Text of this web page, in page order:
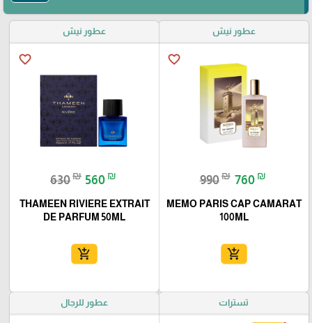
عطور نيش
favorite_border
990₪ 760 ₪
MEMO PARIS CAP CAMARAT
100ML
add_shopping_cart
عطور نيش
favorite_border
630₪ 560 ₪
THAMEEN RIVIERE EXTRAIT
DE PARFUM 50ML
add_shopping_cart
تسترات عطور للرجال